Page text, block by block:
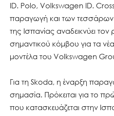
ID. Polo, Volkswagen ID.
παραγωγή και των τεσσάρων
της Ισπανίας αναδεικνύει
σημαντικού κόμβου για τα
μοντέλα του Volkswagen
Για τη Skoda, η έναρξη
σημασία. Πρόκειται για το
που κατασκευάζεται στην